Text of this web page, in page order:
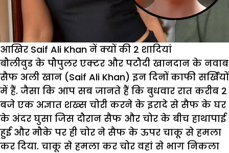
आखिर Saif Ali Khan नें क्यों की 2 शादियां
बौलीवुड के पौपुलर एक्टर और पटौदी खानदान के नवाब
सैफ अली खान (Saif Ali Khan) इन दिनों काफी सर्खियों
में हैं. जैसा कि आप सब जानते हैं कि बुधवार रात करीब 2
बजे एक अज्ञात शख्स चोरी करने के इरादे से सैफ के घर
के अंदर घुसा जिस दौरान सैफ और चोर के बीच हाथापाई
हुई और मौके पर ही चोर ने सैफ के ऊपर चाकू से हमला
कर दिया. चाकू से हमला कर चोर वहां से भाग निकला